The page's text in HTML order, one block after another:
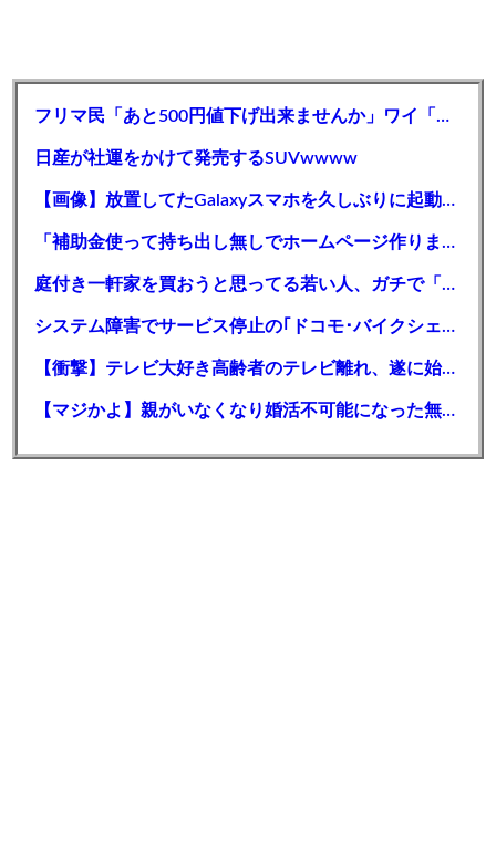
フリマ民「あと500円値下げ出来ませんか」ワイ「ほ～い購入ｗ」
日産が社運をかけて発売するSUVwwww
【画像】放置してたGalaxyスマホを久しぶりに起動したらエグい事になったｗｗｗｗｗ
「補助金使って持ち出し無しでホームページ作りませんか？」←コレが危険な理由・・・・・
庭付き一軒家を買おうと思ってる若い人、ガチで「コレ」に気を付けろ…
システム障害でサービス停止の｢ドコモ･バイクシェア｣､奈良･広島･鹿児島でサービス再開 8月1日以降の利用料金は全額返金
【衝撃】テレビ大好き高齢者のテレビ離れ、遂に始まる…
【マジかよ】親がいなくなり婚活不可能になった無職おばさんの悲惨な末路ww